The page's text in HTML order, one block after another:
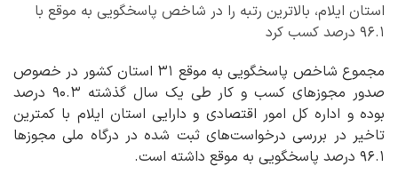
استان ایلام، بالاترین رتبه را در شاخص پاسخگویی به موقع با
۹۶.۱ درصد کسب کرد
مجموع شاخص پاسخگویی به موقع ۳۱ استان کشور در خصوص
صدور مجوزهای کسب و کار طی یک سال گذشته ۹۰.۳ درصد
بوده و اداره کل امور اقتصادی و دارایی استان ایلام با کمترین
تاخیر در بررسی درخواست‌های ثبت شده در درگاه ملی مجوزها
۹۶.۱ درصد پاسخگویی به موقع داشته است.